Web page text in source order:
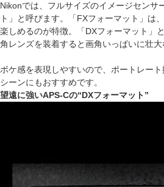
Nikonでは、フルサイズのイメージセンサ
ト」と呼びます。「FXフォーマット」は
楽しめるのが特徴。「DXフォーマット」
角レンズを装着すると画角いっぱいに壮大
ボケ感を表現しやすいので、ポートレー
シーンにもおすすめです。
望遠に強いAPS-Cの“DXフォーマット”